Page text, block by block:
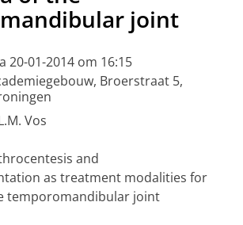
joint
20-01-2014 om 16:15
Broerstraat 5,
Vos
and
as treatment modalities for
temporomandibular joint